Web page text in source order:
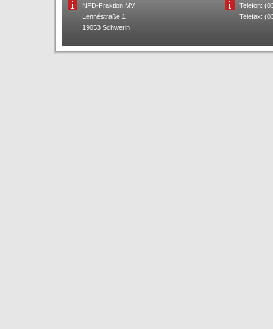
NPD-Fraktion MV
Lennéstraße 1
19053 Schwerin
Telefon:
Telefax: